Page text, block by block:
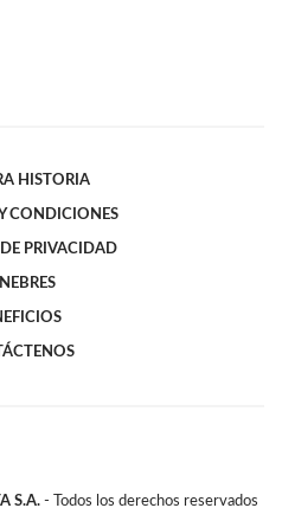
HISTORIA
CONDICIONES
PRIVACIDAD
S.A. - Todos los derechos reservados